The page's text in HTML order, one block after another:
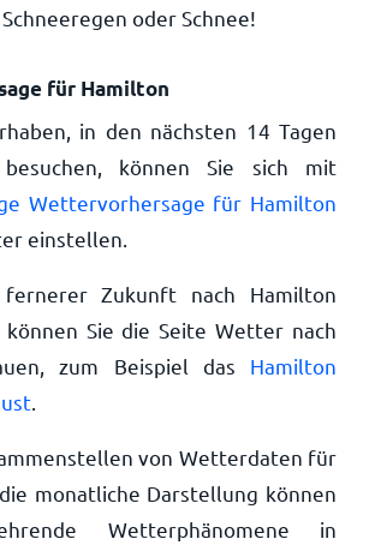
oder Schnee!
für Hamilton
in den nächsten 14 Tagen
können Sie sich mit
Wettervorhersage für Hamilton
einstellen.
Zukunft nach Hamilton
Sie die Seite Wetter nach
zum Beispiel das Hamilton
.
von Wetterdaten für
monatliche Darstellung können
Wetterphänomene in